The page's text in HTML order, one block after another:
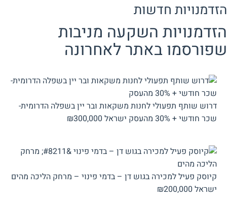
הזדמנויות חדשות
הזדמנויות השקעה מניבות
שפורסמו באתר לאחרונה
דרוש שותף תפעולי לחנות משקאות ובר יין בשפלה הדרומית-
שכר חודשי + 30% מהעסק
ישראל ₪300,000
קיוסק פעיל למכירה בגוש דן – בדמי פינוי – מרחק הליכה מהים
ישראל ₪200,000